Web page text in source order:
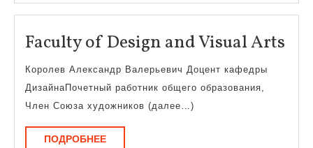
Faculty of Design and Visual Arts
Королев Александр Валерьевич Доцент кафедры
ДизайнаПочетный работник общего образования,
Член Союза художников (далее…)
ПОДРОБНЕЕПОДРОБНЕЕ